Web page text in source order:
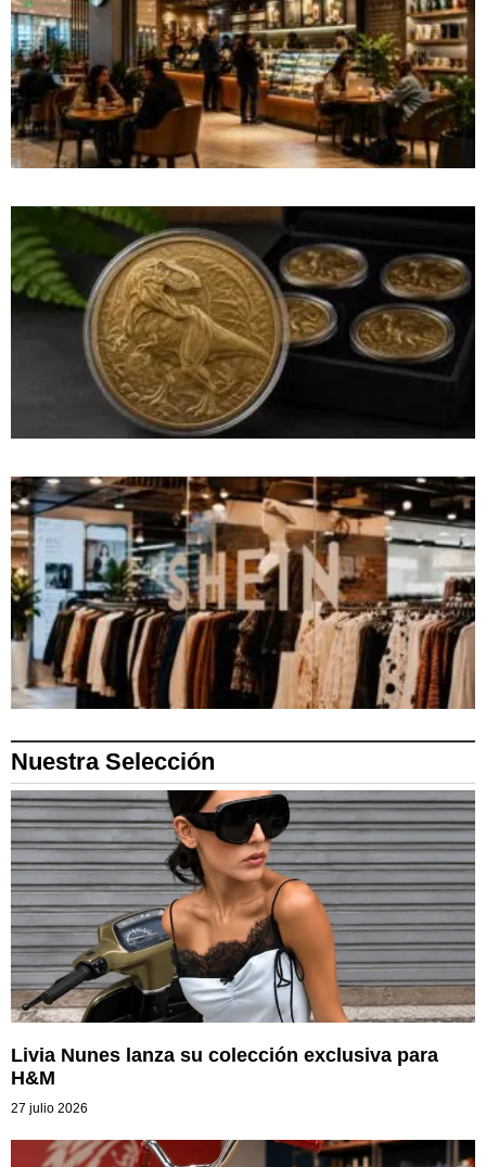
Nuestra Selección
Livia Nunes lanza su colección exclusiva para
H&M
27 julio 2026